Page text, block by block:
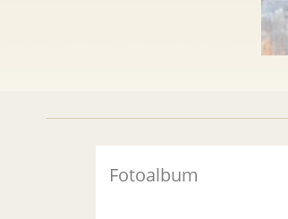
Fotoalbum